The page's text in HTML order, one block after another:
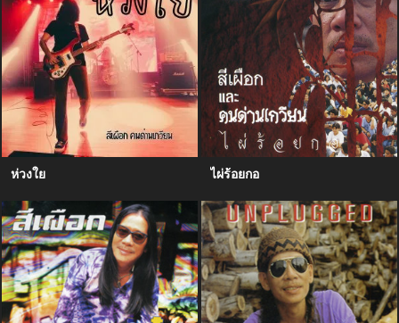
ห่วงใย ไผ่ร้อยกอ